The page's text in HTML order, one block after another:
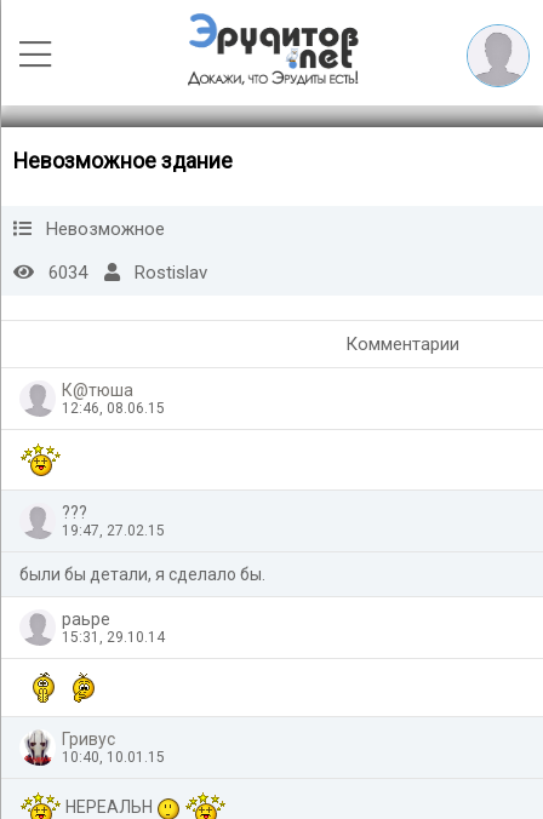
Невозможное здание
Невозможное
6034
Rostislav
Комментарии
К@тюша
12:46, 08.06.15
???
19:47, 27.02.15
были бы детали, я сделало бы.
раьре
15:31, 29.10.14
Гривус
10:40, 10.01.15
НЕРЕАЛЬН